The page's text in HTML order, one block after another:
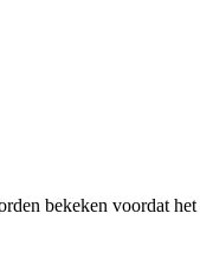
bekeken voordat het